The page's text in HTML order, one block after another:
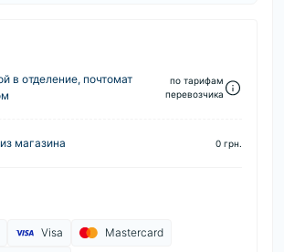
в отделение, почтомат
по тарифам
перевозчика
магазина 0 грн.
Visa
Mastercard